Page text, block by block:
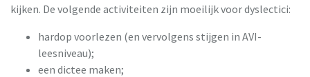
kijken. De volgende activiteiten zijn moeilijk voor dyslectici:
hardop voorlezen (en vervolgens stijgen in AVI-
leesniveau);
een dictee maken;